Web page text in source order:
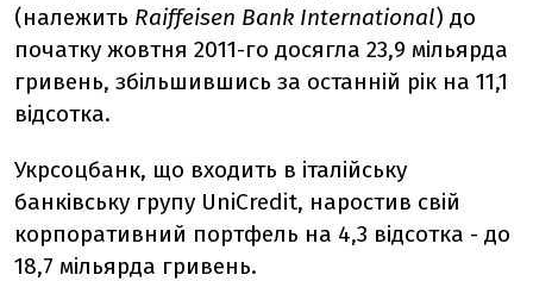
(належить Raiffeisen Bank International) до
початку жовтня 2011-го досягла 23,9 мільярда
гривень, збільшившись за останній рік на 11,1
відсотка.
Укрсоцбанк, що входить в італійську
банківську групу UniCredit, наростив свій
корпоративний портфель на 4,3 відсотка - до
18,7 мільярда гривень.